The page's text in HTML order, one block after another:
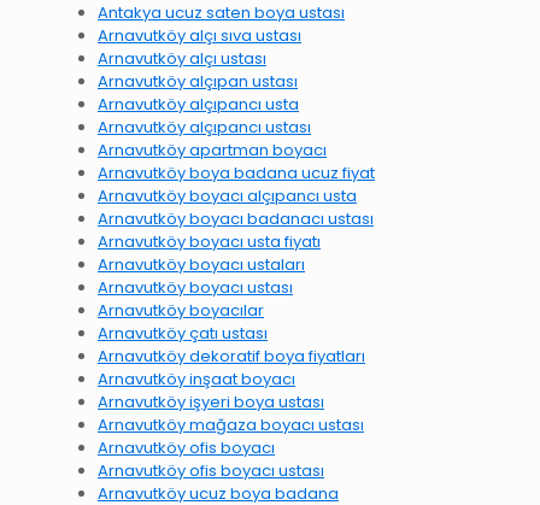
Antakya ucuz saten boya ustası
Arnavutköy alçı sıva ustası
Arnavutköy alçı ustası
Arnavutköy alçıpan ustası
Arnavutköy alçıpancı usta
Arnavutköy alçıpancı ustası
Arnavutköy apartman boyacı
Arnavutköy boya badana ucuz fiyat
Arnavutköy boyacı alçıpancı usta
Arnavutköy boyacı badanacı ustası
Arnavutköy boyacı usta fiyatı
Arnavutköy boyacı ustaları
Arnavutköy boyacı ustası
Arnavutköy boyacılar
Arnavutköy çatı ustası
Arnavutköy dekoratif boya fiyatları
Arnavutköy inşaat boyacı
Arnavutköy işyeri boya ustası
Arnavutköy mağaza boyacı ustası
Arnavutköy ofis boyacı
Arnavutköy ofis boyacı ustası
Arnavutköy ucuz boya badana